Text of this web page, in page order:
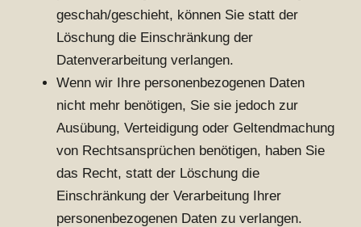
geschah/geschieht, können Sie statt der
Löschung die Einschränkung der
Datenverarbeitung verlangen.
Wenn wir Ihre personenbezogenen Daten
nicht mehr benötigen, Sie sie jedoch zur
Ausübung, Verteidigung oder Geltendmachung
von Rechtsansprüchen benötigen, haben Sie
das Recht, statt der Löschung die
Einschränkung der Verarbeitung Ihrer
personenbezogenen Daten zu verlangen.